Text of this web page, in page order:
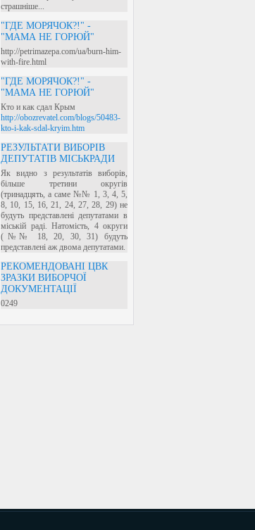
страшніше...
"ГДЕ МОРЯЧОК?!" -
"МАМА НЕ ГОРЮЙ"
http://petrimazepa.com/ua/burn-him-
with-fire.html
"ГДЕ МОРЯЧОК?!" -
"МАМА НЕ ГОРЮЙ"
Кто и как сдал Крым
http://obozrevatel.com/blogs/50483-
kto-i-kak-sdal-kryim.htm
РЕЗУЛЬТАТИ ВИБОРІВ
ДЕПУТАТІВ МІСЬКРАДИ
Як видно з результатів виборів,
більше третини округів
(тринадцять, а саме №№ 1, 3, 4, 5,
8, 10, 15, 16, 21, 24, 27, 28, 29) не
будуть представлені депутатами в
міській раді. Натомість, 4 округи
(№№ 18, 20, 30, 31) будуть
представлені аж двома депутатами.
РЕКОМЕНДОВАНІ ЦВК
ЗРАЗКИ ВИБОРЧОЇ
ДОКУМЕНТАЦІЇ
0249